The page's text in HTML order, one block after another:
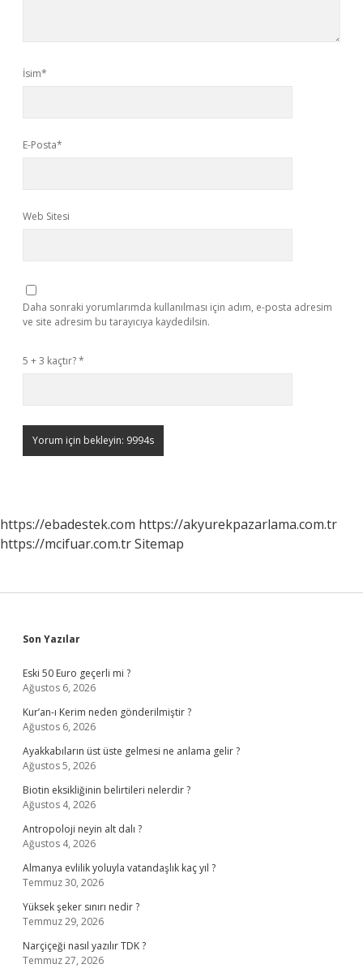
İsim*
E-Posta*
Web Sitesi
Daha sonraki yorumlarımda kullanılması için adım, e-posta adresim
ve site adresim bu tarayıcıya kaydedilsin.
5 + 3 kaçtır?*
https://ebadestek.com https://akyurekpazarlama.com.tr
https://mcifuar.com.trSitemap
Sidebar
Son Yazılar
Eski 50 Euro geçerli mi ?
Ağustos 6, 2026
Kur’an-ı Kerim neden gönderilmiştir ?
Ağustos 6, 2026
Ayakkabıların üst üste gelmesi ne anlama gelir ?
Ağustos 5, 2026
Biotin eksikliğinin belirtileri nelerdir ?
Ağustos 4, 2026
Antropoloji neyin alt dalı ?
Ağustos 4, 2026
Almanya evlilik yoluyla vatandaşlık kaç yıl ?
Temmuz 30, 2026
Yüksek şeker sınırı nedir ?
Temmuz 29, 2026
Narçiçeği nasıl yazılır TDK ?
Temmuz 27, 2026